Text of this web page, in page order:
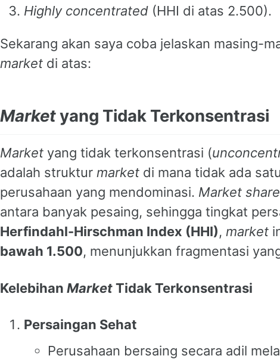
Highly concentrated (HHI di atas 2.500).
Sekarang akan saya coba jelaskan masing-
market di atas:
Marketyang Tidak Terkonsentrasi
Market yang tidak terkonsentrasi (
adalah struktur market di mana tidak ada
perusahaan yang mendominasi. Market share
antara banyak pesaing, sehingga tingkat
Herfindahl-Hirschman Index (HHI), market
bawah 1.500, menunjukkan fragmentasi
Kelebihan MarketTidak Terkonsentrasi
Persaingan Sehat
Perusahaan bersaing secara adil